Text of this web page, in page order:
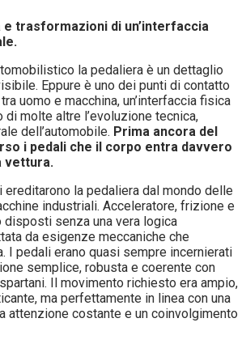
trasformazioni di un’interfaccia
la pedaliera è un dettaglio
Eppure è uno dei punti di contatto
uomo e macchina, un’interfaccia fisica
di molte altre l’evoluzione tecnica,
dell’automobile. Prima ancora del
i pedali che il corpo entra davvero
vettura.
ereditarono la pedaliera dal mondo delle
industriali. Acceleratore, frizione e
senza una vera logica
da esigenze meccaniche che
I pedali erano quasi sempre incernierati
semplice, robusta e coerente con
Il movimento richiesto era ampio,
ma perfettamente in linea con una
attenzione costante e un coinvolgimento